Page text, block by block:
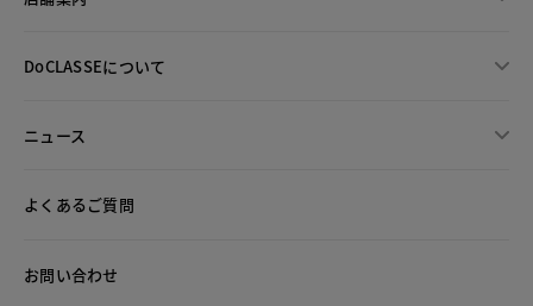
DoCLASSEについて
ニュース
よくあるご質問
お問い合わせ